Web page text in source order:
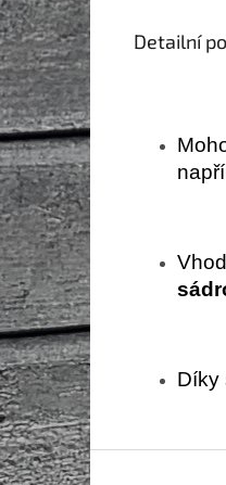
Detailní
Díky
Z